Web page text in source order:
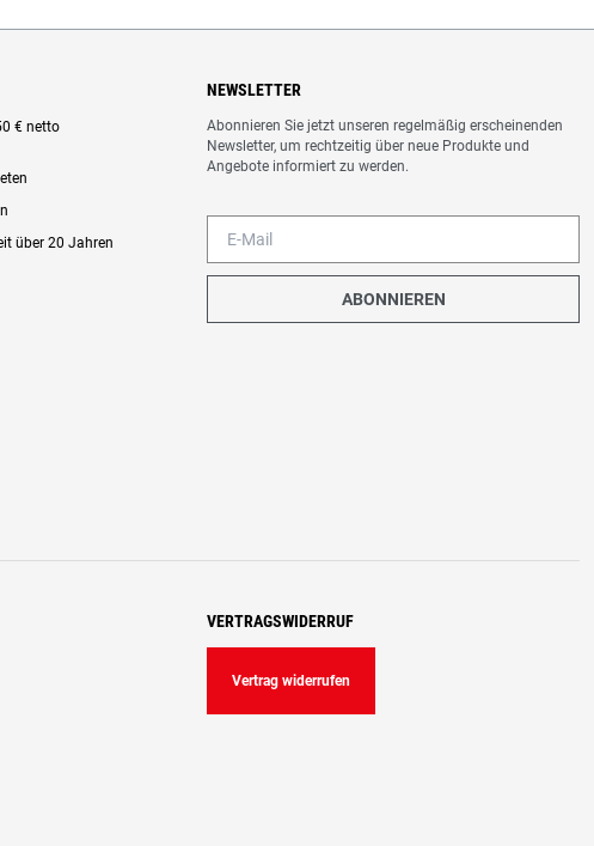
€ netto
über 20 Jahren
NEWSLETTER
Abonnieren Sie jetzt unseren regelmäßig erscheinenden
Newsletter, um rechtzeitig über neue Produkte und
Angebote informiert zu werden.
ABONNIEREN
VERTRAGSWIDERRUF
Vertrag widerrufen